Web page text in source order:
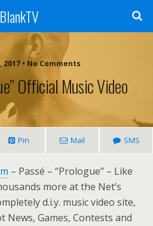
BlankTV
2017 • No Comments
Official Music Video
Pin Mail SMS
– Passé – “Prologue” – Like
more at the Net’s
d.i.y. music video site,
News, Games, Contests and